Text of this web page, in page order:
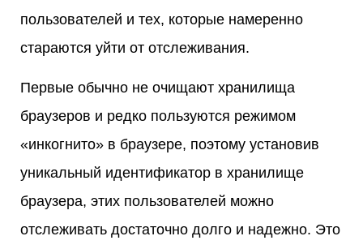
пользователей и тех, которые намеренно
стараются уйти от отслеживания.
Первые обычно не очищают хранилища
браузеров и редко пользуются режимом
«инкогнито» в браузере, поэтому установив
уникальный идентификатор в хранилище
браузера, этих пользователей можно
отслеживать достаточно долго и надежно. Это